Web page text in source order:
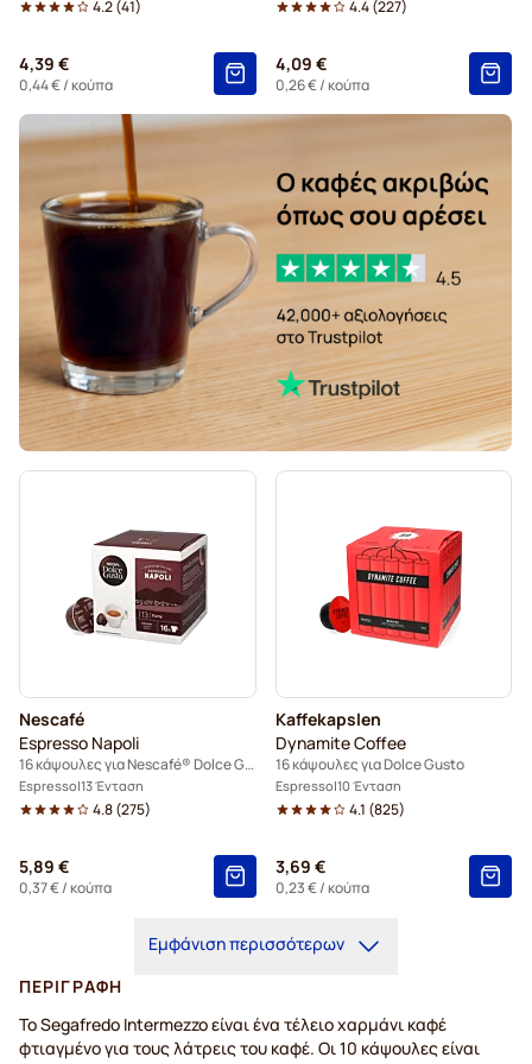
Κάψουλες grande καφέ Starbucks® για Dolce Gusto
4.2(41)
4,39 €
0,44 €/ κούπα
4.4(227)
4,09 €
0,26 €/ κούπα
Nescafé
Espresso Napoli
16 κάψουλες για Nescafé® Dolce Gusto
Espresso 13 Ένταση
4.8(275)
5,89 €
0,37 €/ κούπα
Kaffekapslen
Dynamite Coffee
16 κάψουλες για Dolce Gusto
Espresso 10 Ένταση
4.1 (825)
3,69 €
0,23 €/ κούπα
Εμφάνιση περισσότερων
ΠΕΡΙΓΡΑΦΉ
Το Segafredo Intermezzo είναι ένα τέλειο χαρμάνι καφέ
φτιαγμένο για τους λάτρεις του καφέ. Οι 10 κάψουλες είναι